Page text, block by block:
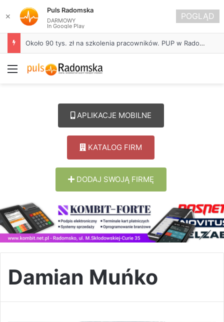
Około 90 tys. zł na szkolenia pracowników. PUP w Radomsku ogłasza nabór wniosków
Menu
APLIKACJE MOBILNE
KATALOG FIRM
DODAJ SWOJĄ FIRMĘ
Damian Muńko
✕
Puls Radomska
DARMOWY
In Google Play
POGLĄD